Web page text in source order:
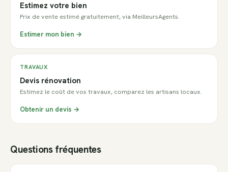
Estimez votre bien
Prix de vente estimé gratuitement, via MeilleursAgents.
Estimer mon bien →
TRAVAUX
Devis rénovation
Estimez le coût de vos travaux, comparez les artisans locaux.
Obtenir un devis →
Questions fréquentes